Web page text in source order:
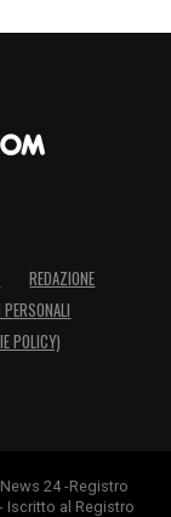
REDAZIONE
POLICY)
24 -Registro
Iscritto al Registro